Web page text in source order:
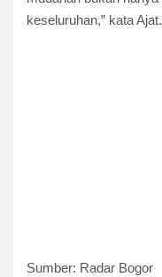
keseluruhan,” kata Ajat.
Sumber: Radar Bogor